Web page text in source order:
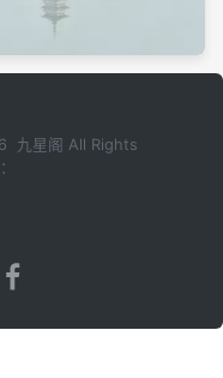
九星阁 All Rights